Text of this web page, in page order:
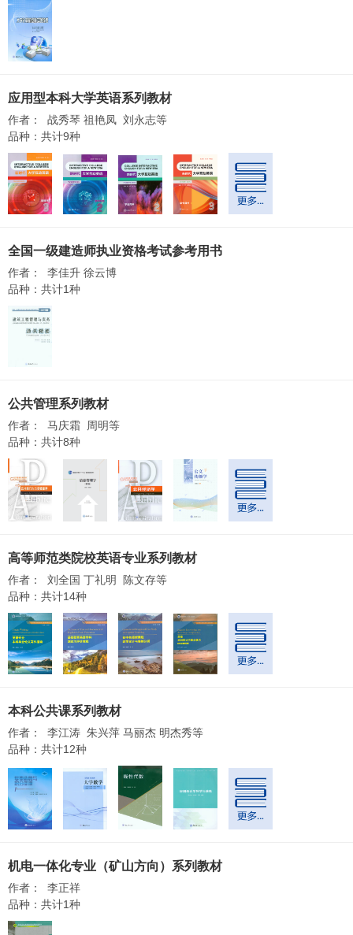
应用型本科大学英语系列教材
作者： 战秀琴 祖艳凤 刘永志等
品种：共计9种
全国一级建造师执业资格考试参考用书
作者： 李佳升 徐云博
品种：共计1种
公共管理系列教材
作者： 马庆霜 周明等
品种：共计8种
高等师范类院校英语专业系列教材
作者： 刘全国 丁礼明 陈文存等
品种：共计14种
本科公共课系列教材
作者： 李江涛 朱兴萍 马丽杰 明杰秀等
品种：共计12种
机电一体化专业（矿山方向）系列教材
作者： 李正祥
品种：共计1种